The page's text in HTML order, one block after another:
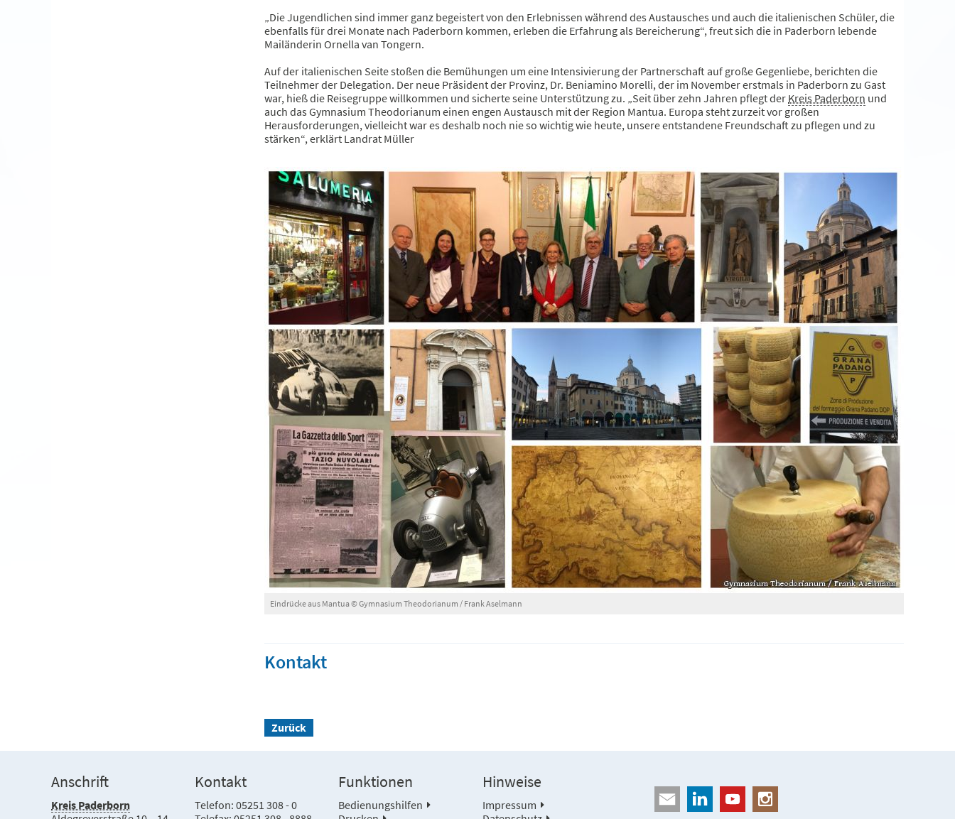
„Die Jugendlichen sind immer ganz begeistert von den Erlebnissen während des Austausches und auch die italienischen Schüler, die
ebenfalls für drei Monate nach Paderborn kommen, erleben die Erfahrung als Bereicherung“, freut sich die in Paderborn lebende
Mailänderin Ornella van Tongern.
Auf der italienischen Seite stoßen die Bemühungen um eine Intensivierung der Partnerschaft auf große Gegenliebe, berichten die
Teilnehmer der Delegation. Der neue Präsident der Provinz, Dr. Beniamino Morelli, der im November erstmals in Paderborn zu Gast
war, hieß die Reisegruppe willkommen und sicherte seine Unterstützung zu. „Seit über zehn Jahren pflegt der Kreis Paderborn und
auch das Gymnasium Theodorianum einen engen Austausch mit der Region Mantua. Europa steht zurzeit vor großen
Herausforderungen, vielleicht war es deshalb noch nie so wichtig wie heute, unsere entstandene Freundschaft zu pflegen und zu
stärken“, erklärt Landrat Müller
Eindrücke aus Mantua © Gymnasium Theodorianum / Frank Aselmann
Kontakt
Zurück
Anschrift
Kreis Paderborn
Kontakt
Telefon: 05251 308 - 0
Funktionen
Bedienungshilfen
Hinweise
Impressum